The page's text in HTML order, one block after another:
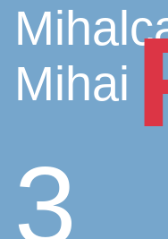
Mihai
3